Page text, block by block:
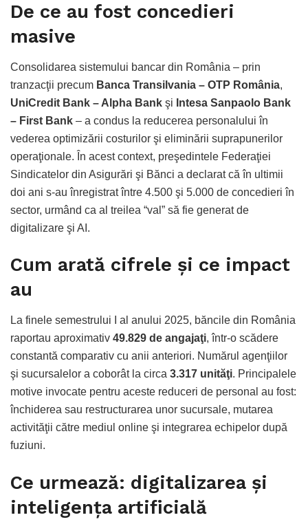
De ce au fost concedieri
masive
Consolidarea sistemului bancar din România – prin
tranzacţii precum Banca Transilvania – OTP România,
UniCredit Bank – Alpha Bank şi Intesa Sanpaolo Bank
– First Bank – a condus la reducerea personalului în
vederea optimizării costurilor şi eliminării suprapunerilor
operaţionale. În acest context, preşedintele Federaţiei
Sindicatelor din Asigurări şi Bănci a declarat că în ultimii
doi ani s-au înregistrat între 4.500 şi 5.000 de concedieri în
sector, urmând ca al treilea “val” să fie generat de
digitalizare şi AI.
Cum arată cifrele şi ce impact
au
La finele semestrului I al anului 2025, băncile din România
raportau aproximativ 49.829 de angajaţi, într-o scădere
constantă comparativ cu anii anteriori. Numărul agenţiilor
şi sucursalelor a coborât la circa 3.317 unităţi. Principalele
motive invocate pentru aceste reduceri de personal au fost:
închiderea sau restructurarea unor sucursale, mutarea
activităţii către mediul online şi integrarea echipelor după
fuziuni.
Ce urmează: digitalizarea şi
inteligenţa artificială